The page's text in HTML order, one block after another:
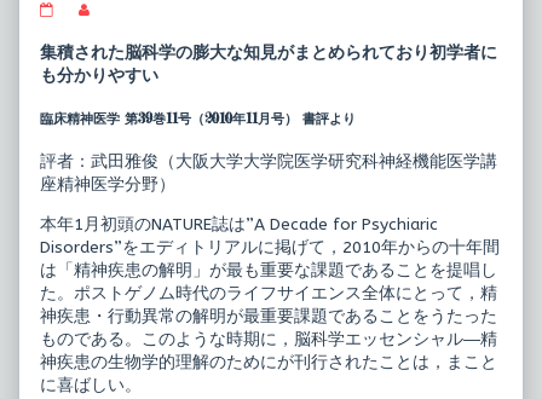
医
の
た
の
神
科
臨
リ
ュ
ミ
ー
ル
16
脳
科
学
posts
by
the
of
門
医
の
め
の
精
神
科
臨
床
リ
ュ
ミ
集積された脳科学の膨大な知見がまとめられており初学者に
も分かりやすい
臨床精神医学 第39巻11号（2010年11月号） 書評より
評者：武田雅俊（大阪大学大学院医学研究科神経機能医学講
座精神医学分野）
本年1月初頭のNATURE誌は”A Decade for Psychiaric
Disorders”をエディトリアルに掲げて，2010年からの十年間
は「精神疾患の解明」が最も重要な課題であることを提唱し
た。ポストゲノム時代のライフサイエンス全体にとって，精
神疾患・行動異常の解明が最重要課題であることをうたった
ものである。このような時期に，脳科学エッセンシャル―精
神疾患の生物学的理解のためにが刊行されたことは，まこと
に喜ばしい。